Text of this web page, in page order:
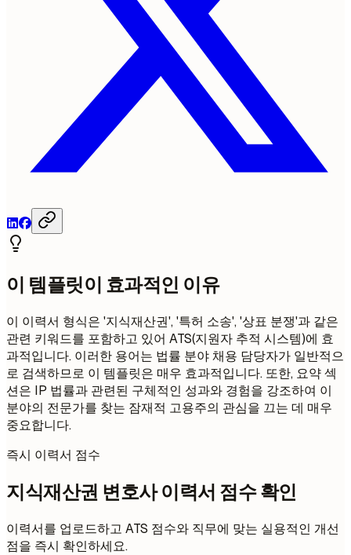
이 템플릿이 효과적인 이유
이 이력서 형식은 '지식재산권', '특허 소송', '상표 분쟁'과 같은
관련 키워드를 포함하고 있어 ATS(지원자 추적 시스템)에 효
과적입니다. 이러한 용어는 법률 분야 채용 담당자가 일반적으
로 검색하므로 이 템플릿은 매우 효과적입니다. 또한, 요약 섹
션은 IP 법률과 관련된 구체적인 성과와 경험을 강조하여 이
분야의 전문가를 찾는 잠재적 고용주의 관심을 끄는 데 매우
중요합니다.
즉시 이력서 점수
지식재산권 변호사 이력서 점수 확인
이력서를 업로드하고 ATS 점수와 직무에 맞는 실용적인 개선
점을 즉시 확인하세요.